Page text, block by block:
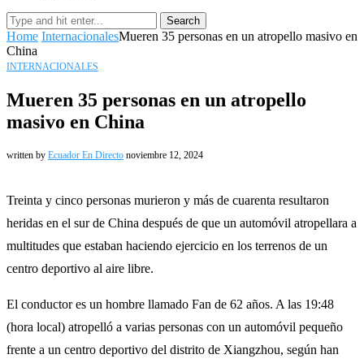
Search
Home InternacionalesMueren 35 personas en un atropello masivo en
China
INTERNACIONALES
Mueren 35 personas en un atropello
masivo en China
written by Ecuador En Directo noviembre 12, 2024
Treinta y cinco personas murieron y más de cuarenta resultaron
heridas en el sur de China después de que un automóvil atropellara a
multitudes que estaban haciendo ejercicio en los terrenos de un
centro deportivo al aire libre.
El conductor es un hombre llamado Fan de 62 años. A las 19:48
(hora local) atropelló a varias personas con un automóvil pequeño
frente a un centro deportivo del distrito de Xiangzhou, según han